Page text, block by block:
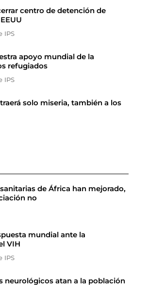
centro de detención de
IPS
apoyo mundial de la
refugiados
IPS
solo miseria, también a los
de África han mejorado,
no
mundial ante la
VIH
IPS
neurológicos atan a la población